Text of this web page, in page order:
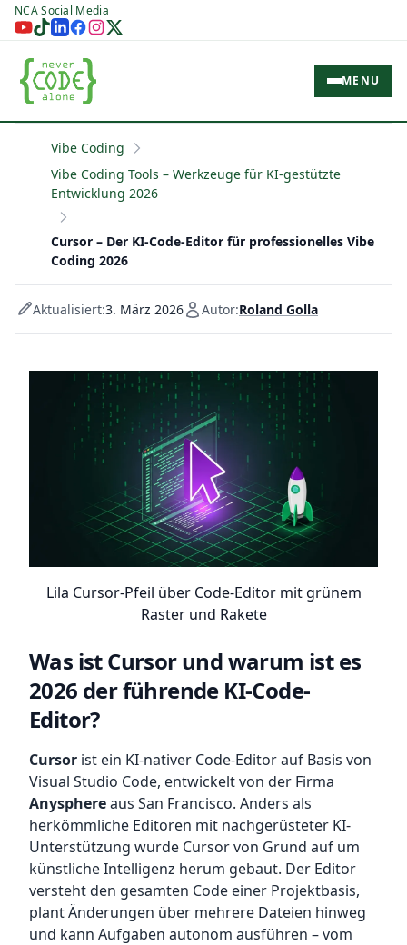
NCA Social Media
MENU
Vibe Coding
Vibe Coding Tools – Werkzeuge für KI-gestützte
Entwicklung 2026
Cursor – Der KI-Code-Editor für professionelles Vibe
Coding 2026
Aktualisiert:3. März 2026 Autor:Roland Golla
Lila Cursor-Pfeil über Code-Editor mit grünem
Raster und Rakete
Was ist Cursor und warum ist es
2026 der führende KI-Code-
Editor?
Cursor ist ein KI-nativer Code-Editor auf Basis von
Visual Studio Code, entwickelt von der Firma
Anysphereaus San Francisco. Anders als
herkömmliche Editoren mit nachgerüsteter KI-
Unterstützung wurde Cursor von Grund auf um
künstliche Intelligenz herum gebaut. Der Editor
versteht den gesamten Code einer Projektbasis,
plant Änderungen über mehrere Dateien hinweg
und kann Aufgaben autonom ausführen – vom